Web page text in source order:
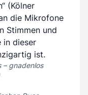
(Kölner
die Mikrofone
Stimmen und
in dieser
ist.
– gnadenlos